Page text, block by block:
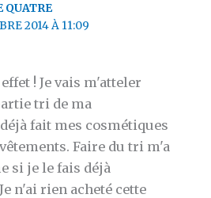
2014 À 11:09
! Je vais m'atteler
tri de ma
fait mes cosmétiques
Faire du tri m'a
si je le fais déjà
n'ai rien acheté cette